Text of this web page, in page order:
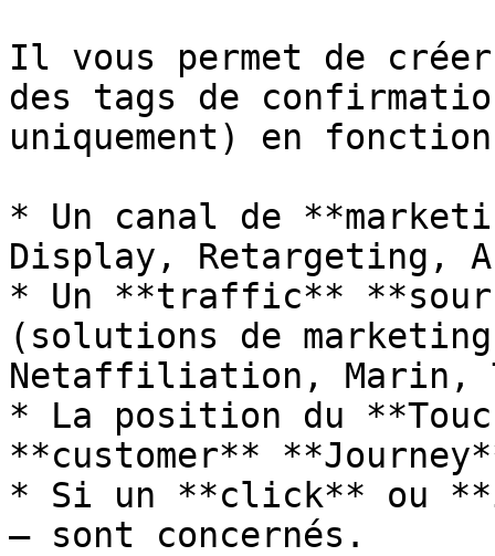
Il vous permet de
des tags de
uniquement) en
* Un canal de
Display,
* Un **traffic**
(solutions de
Netaffiliation, Marin,
* La position du
**customer**
* Si un **click** ou
– sont concernés.